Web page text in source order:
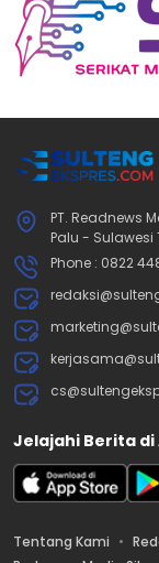
PT. Readnews
Palu -
Phone : 0822
Jelajahi Berita di
Tentang Kami